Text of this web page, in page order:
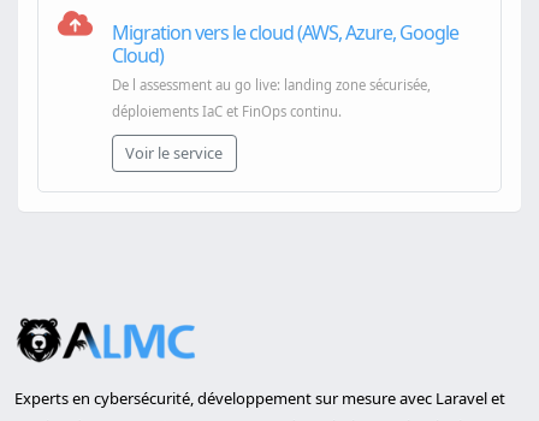
Migration vers le cloud (AWS, Azure, Google
Cloud)
De l assessment au go live: landing zone sécurisée,
déploiements IaC et FinOps continu.
Voir le service
Experts en cybersécurité, développement sur mesure avec Laravel et